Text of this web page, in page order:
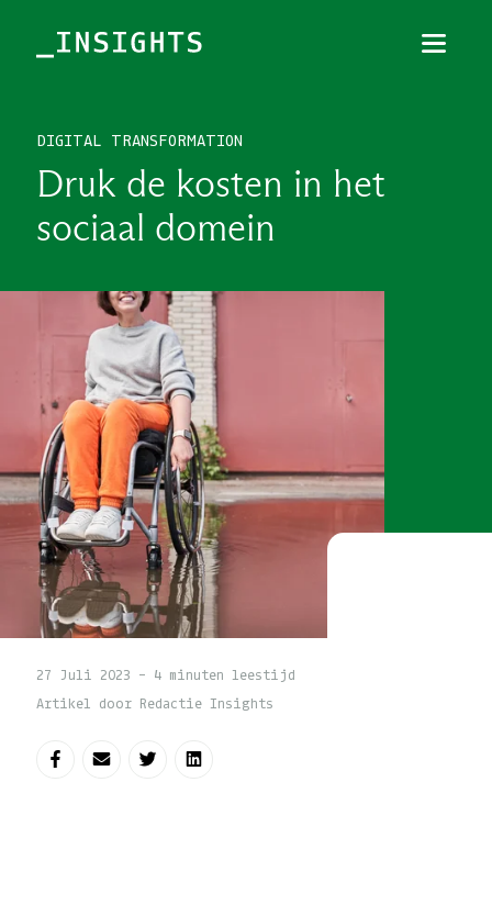
DIGITAL TRANSFORMATION
Druk de kosten in het
sociaal domein
27 Juli 2023 - 4 minuten leestijd
Artikel door Redactie Insights
TOPICS
THEMES
PODCAST
NIEUWSBRIEF